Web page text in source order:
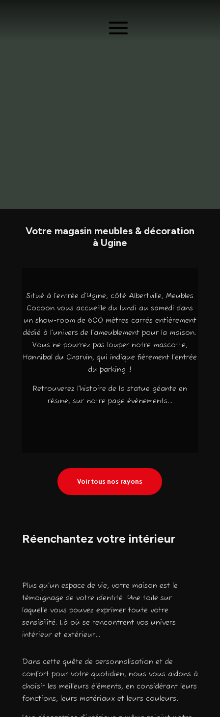
Votre magasin meubles & décoration
à Ugine
Situé à l’entrée d’Ugine, côté Albertville, Meubles
Cocoon vous accueille du lundi au samedi dans
un show-room de 600 mètres carrés entièrement
dédié à l’univers de l’ameublement pour la maison.
Vous ne pourrez pas louper notre mascotte,
Hannibal du Charvin, qui indique fièrement l’entrée
du parking !
Retrouverez l’histoire de la statue géante en
résine, sur notre page événements…
Voir tous nos rayons
Réenchantez votre intérieur
Plus qu’un espace de vie, votre maison est le
témoignage de votre identité. Une toile sur
laquelle vous pouvez exprimer toute votre
sensibilité. Là où se rencontrent vos univers
intérieur et extérieur…
Dans cette quête de personnalisation et de
confort pour votre quotidien, nous vous aidons à
choisir les meilleurs éléments, en considérant leurs
fonctions, leurs matériaux et leurs couleurs.